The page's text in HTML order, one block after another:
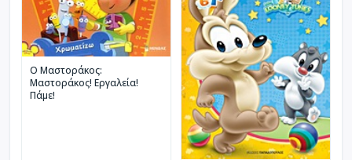
Ο Μαστοράκος:
Μαστοράκος! Εργαλεία!
Πάμε!